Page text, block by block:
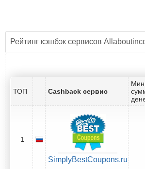
Рейтинг кэшбэк сервисов
ТОП Cashback сервис
1
SimplyBestCoupons.ru